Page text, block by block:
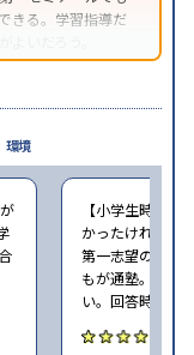
きる。学習指導だ
いだろう。
【小学生時の通
かったけれど、
第一志望の学校
もが通塾。塾の
い。回答時期
環境